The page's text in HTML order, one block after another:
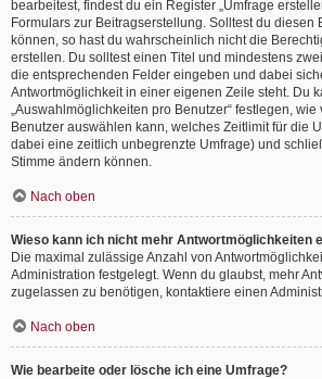
bearbeitest, findest du ein Register „Umfrage
Formulars zur Beitragserstellung. Solltest du diesen
können, so hast du wahrscheinlich nicht die
erstellen. Du solltest einen Titel und mindestens
die entsprechenden Felder eingeben und dabei
Antwortmöglichkeit in einer eigenen Zeile steht. Du
„Auswahlmöglichkeiten pro Benutzer“ festlegen,
Benutzer auswählen kann, welches Zeitlimit für die
dabei eine zeitlich unbegrenzte Umfrage) und
Stimme ändern können.
Nach oben
Wieso kann ich nicht mehr Antwortmöglichkeiten
Die maximal zulässige Anzahl von
Administration festgelegt. Wenn du glaubst, mehr
zugelassen zu benötigen, kontaktiere einen
Nach oben
Wie bearbeite oder lösche ich eine Umfrage?